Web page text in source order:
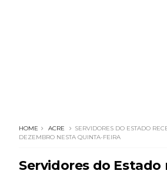
HOME ACRE
SERVIDORES DO ESTADO
DEZEMBRO NESTA QUINTA-FEIRA
Servidores do Estado